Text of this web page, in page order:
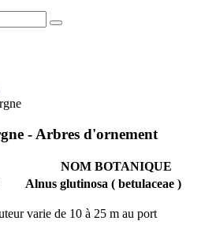
- Arbres d'ornement
NOM BOTANIQUE
Alnus glutinosa ( betulaceae )
varie de 10 à 25 m au port